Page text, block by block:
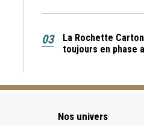
03
La Rochette
toujours en phase
Nos univers